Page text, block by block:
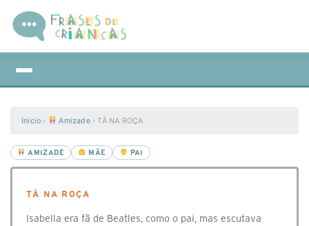
Início › Amizade ›TÁ NA ROÇA
AMIZADE MÃE PAI
TÁ NA ROÇA
Isabella era fã de Beatles, como o pai, mas escutava